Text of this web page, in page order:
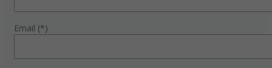
Email (*)